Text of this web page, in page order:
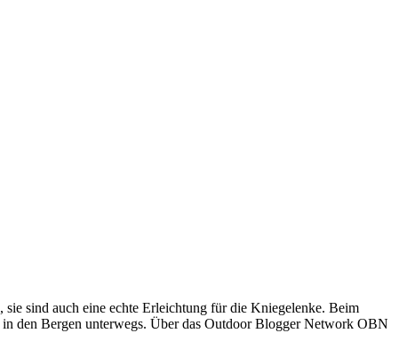
sind auch eine echte Erleichtung für die Kniegelenke. Beim
den Bergen unterwegs. Über das Outdoor Blogger Network OBN